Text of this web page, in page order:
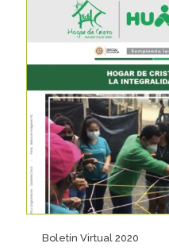
Boletín Virtual 2020